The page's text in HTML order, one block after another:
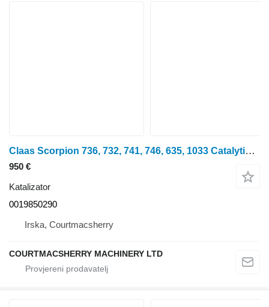
Claas Scorpion 736, 732, 741, 746, 635, 1033 Catalytic Silencer 001985 0019850290 katalizator
950 €
Katalizator
0019850290
Irska, Courtmacsherry
COURTMACSHERRY MACHINERY LTD